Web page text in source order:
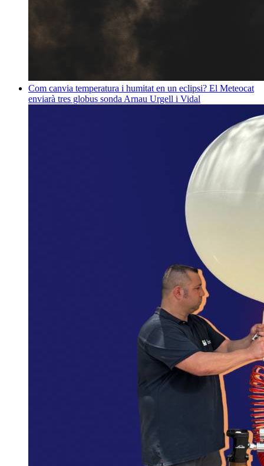
Com canvia temperatura i humitat en un eclipsi? El Meteocat
enviarà tres globus sonda Arnau Urgell i Vidal